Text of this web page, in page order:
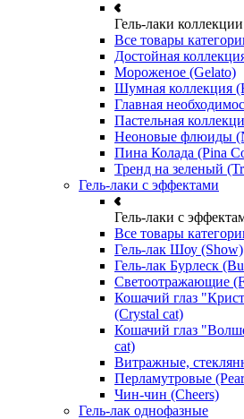
Гель-лаки коллекции
Все товары
Достойная
Мороженое (Gelato)
Шумная коллекция
Главная
Пастельная
Неоновые флюиды
Пина Колада (Pina
Тренд на зеленый
Гель-лаки с эффектами
Гель-лаки с
Все товары
Гель-лак Шоу (Show)
Гель-лак Бурлеск
Светоотражающие
Кошачий глаз
(Crystal cat)
Кошачий глаз
cat)
Витражные,
Перламутровые
Чин-чин (Cheers)
Гель-лак однофазные